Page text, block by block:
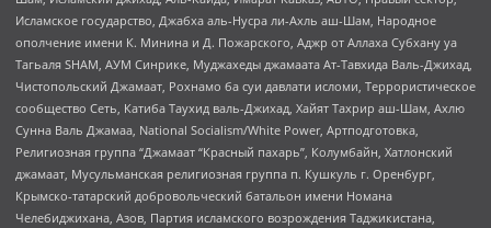
Исламское государство, Джабха аль-Нусра ли-Ахль аш-Шам, Народное
ополчение имени К. Минина и Д. Пожарского, Аджр от Аллаха Субхану уа
Тагьаля SHAM, АУМ Синрике, Муджахеды джамаата Ат-Тавхида Валь-Джихад,
Чистопольский Джамаат, Рохнамо ба суи давлати исломи, Террористическое
сообщество Сеть, Катиба Таухид валь-Джихад, Хайят Тахрир аш-Шам, Ахлю
Сунна Валь Джамаа, National Socialism/White Power, Артподготовка,
Религиозная группа “Джамаат “Красный пахарь”, Колумбайн, Хатлонский
джамаат, Мусульманская религиозная группа п. Кушкуль г. Оренбург,
Крымско-татарский добровольческий батальон имени Номана
Челебиджихана, Азов, Партия исламского возрождения Таджикистана,